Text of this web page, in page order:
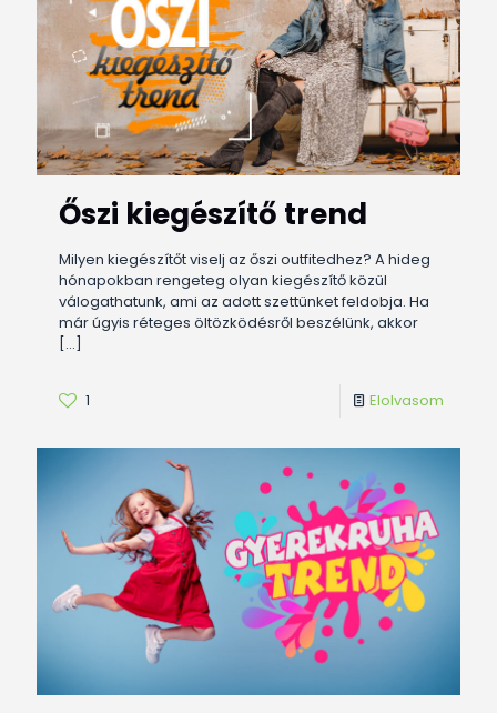
Őszi kiegészítő trend
Milyen kiegészítőt viselj az őszi outfitedhez? A hideg
hónapokban rengeteg olyan kiegészítő közül
válogathatunk, ami az adott szettünket feldobja. Ha
már úgyis réteges öltözködésről beszélünk, akkor
[…]
1 Elolvasom